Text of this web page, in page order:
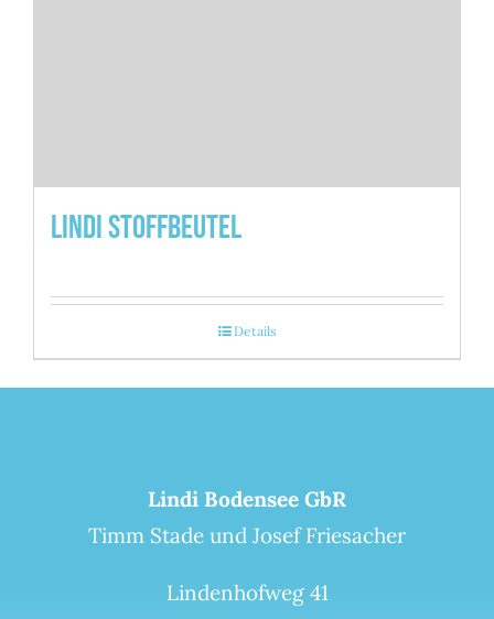
Lindi Stoffbeutel
Details
Lindi Bodensee GbR
Timm Stade und Josef Friesacher
Lindenhofweg 41